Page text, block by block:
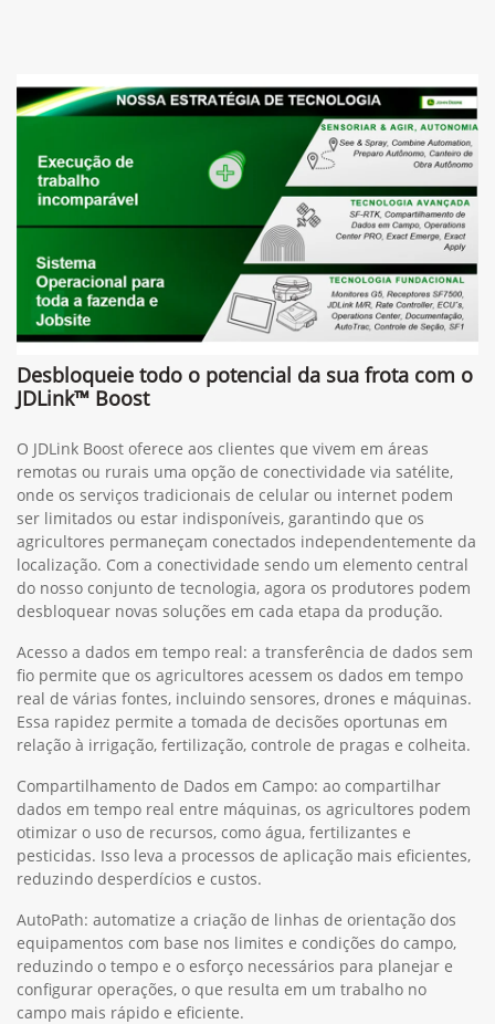
Desbloqueie todo o potencial da sua frota com o
JDLink™ Boost
O JDLink Boost oferece aos clientes que vivem em áreas
remotas ou rurais uma opção de conectividade via satélite,
onde os serviços tradicionais de celular ou internet podem
ser limitados ou estar indisponíveis, garantindo que os
agricultores permaneçam conectados independentemente da
localização. Com a conectividade sendo um elemento central
do nosso conjunto de tecnologia, agora os produtores podem
desbloquear novas soluções em cada etapa da produção.
Acesso a dados em tempo real: a transferência de dados sem
fio permite que os agricultores acessem os dados em tempo
real de várias fontes, incluindo sensores, drones e máquinas.
Essa rapidez permite a tomada de decisões oportunas em
relação à irrigação, fertilização, controle de pragas e colheita.
Compartilhamento de Dados em Campo: ao compartilhar
dados em tempo real entre máquinas, os agricultores podem
otimizar o uso de recursos, como água, fertilizantes e
pesticidas. Isso leva a processos de aplicação mais eficientes,
reduzindo desperdícios e custos.
AutoPath: automatize a criação de linhas de orientação dos
equipamentos com base nos limites e condições do campo,
reduzindo o tempo e o esforço necessários para planejar e
configurar operações, o que resulta em um trabalho no
campo mais rápido e eficiente.